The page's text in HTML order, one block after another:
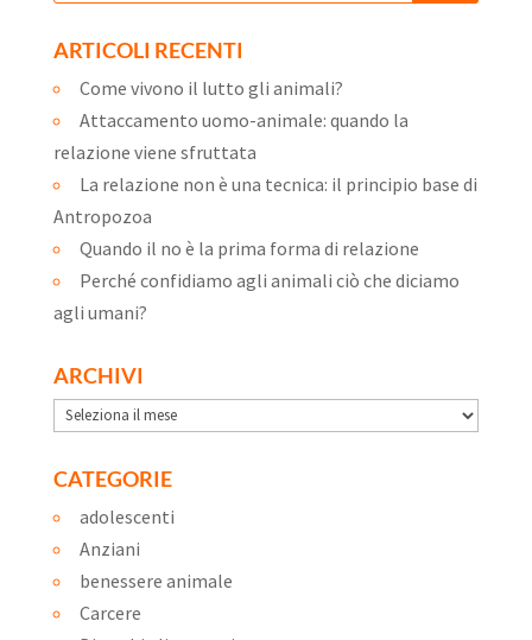
ARTICOLI RECENTI
Come vivono il lutto gli animali?
Attaccamento uomo-animale: quando la
relazione viene sfruttata
La relazione non è una tecnica: il principio base di
Antropozoa
Quando il no è la prima forma di relazione
Perché confidiamo agli animali ciò che diciamo
agli umani?
ARCHIVI
Archivi
CATEGORIE
adolescenti
Anziani
benessere animale
Carcere